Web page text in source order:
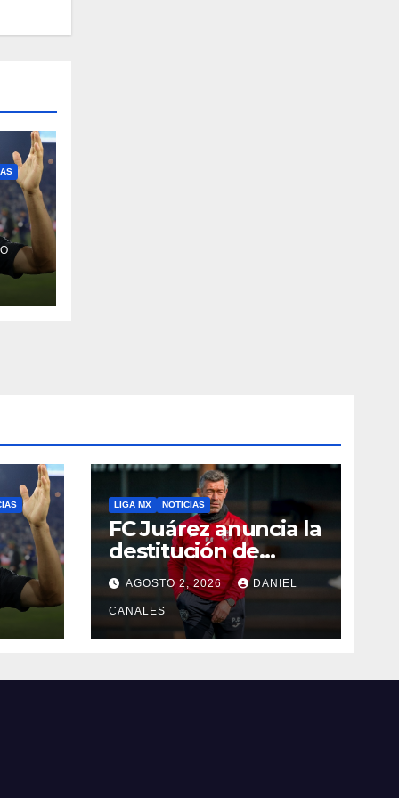
LIGA MX NOTICIAS
FC Juárez anuncia la
destitución de
Pedro Caixinha
AGOSTO 2, 2026 DANIEL
CANALES